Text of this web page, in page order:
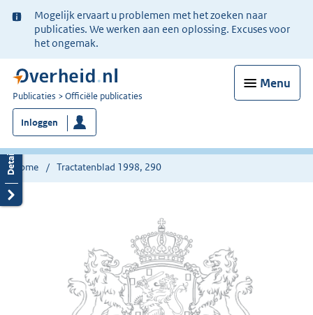
Ter
informatie:
Mogelijk ervaart u problemen met het zoeken naar
publicaties. We werken aan een oplossing. Excuses voor
het ongemak.
Menu
U
bent
nu
hier:
Publicaties Officiële publicaties
Inloggen
Home Tractatenblad 1998, 290